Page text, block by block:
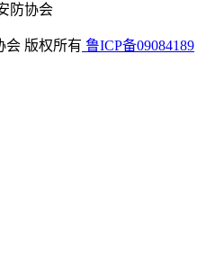
防协会
会 版权所有 鲁ICP备09084189